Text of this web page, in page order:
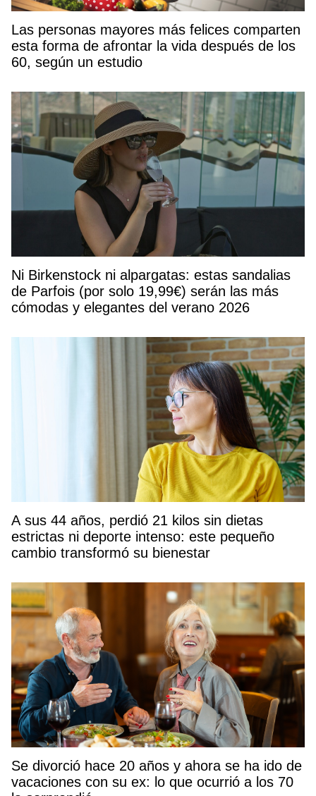
Las personas mayores más felices comparten
esta forma de afrontar la vida después de los
60, según un estudio
Ni Birkenstock ni alpargatas: estas sandalias
de Parfois (por solo 19,99€) serán las más
cómodas y elegantes del verano 2026
A sus 44 años, perdió 21 kilos sin dietas
estrictas ni deporte intenso: este pequeño
cambio transformó su bienestar
Se divorció hace 20 años y ahora se ha ido de
vacaciones con su ex: lo que ocurrió a los 70